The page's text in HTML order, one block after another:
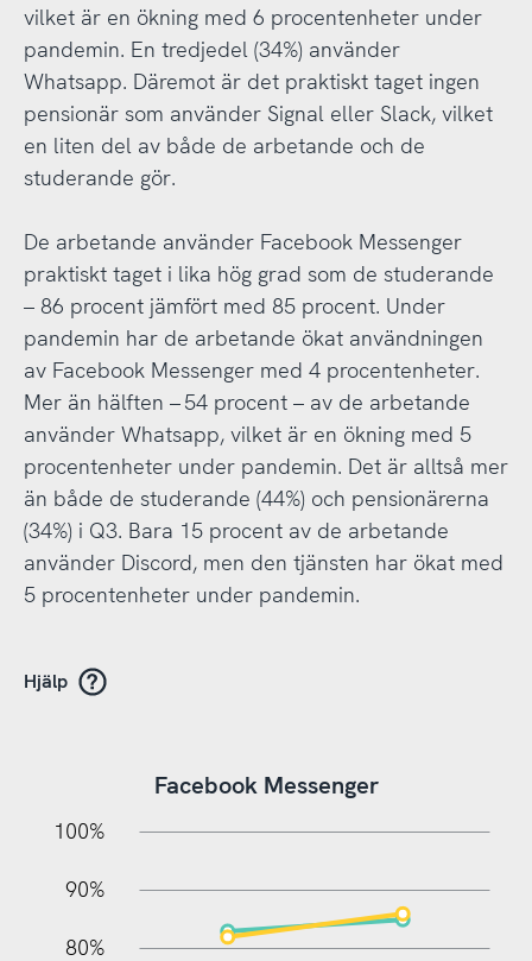
vilket är en ökning med 6 procentenheter under
pandemin. En tredjedel (34%) använder
Whatsapp. Däremot är det praktiskt taget ingen
pensionär som använder Signal eller Slack, vilket
en liten del av både de arbetande och de
studerande gör.
De arbetande använder Facebook Messenger
praktiskt taget i lika hög grad som de studerande
– 86 procent jämfört med 85 procent. Under
pandemin har de arbetande ökat användningen
av Facebook Messenger med 4 procentenheter.
Mer än hälften – 54 procent – av de arbetande
använder Whatsapp, vilket är en ökning med 5
procentenheter under pandemin. Det är alltså mer
än både de studerande (44%) och pensionärerna
(34%) i Q3. Bara 15 procent av de arbetande
använder Discord, men den tjänsten har ökat med
5 procentenheter under pandemin.
Hjälp
Facebook Messenger
100%
90%
80%